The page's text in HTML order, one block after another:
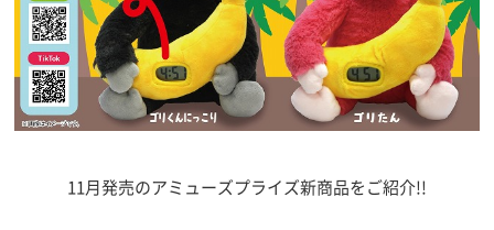
11月発売のアミューズプライズ新商品をご紹介!!